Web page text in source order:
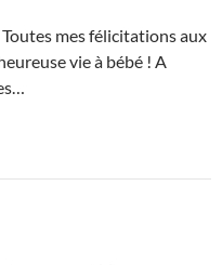
mes félicitations aux
vie à bébé ! A